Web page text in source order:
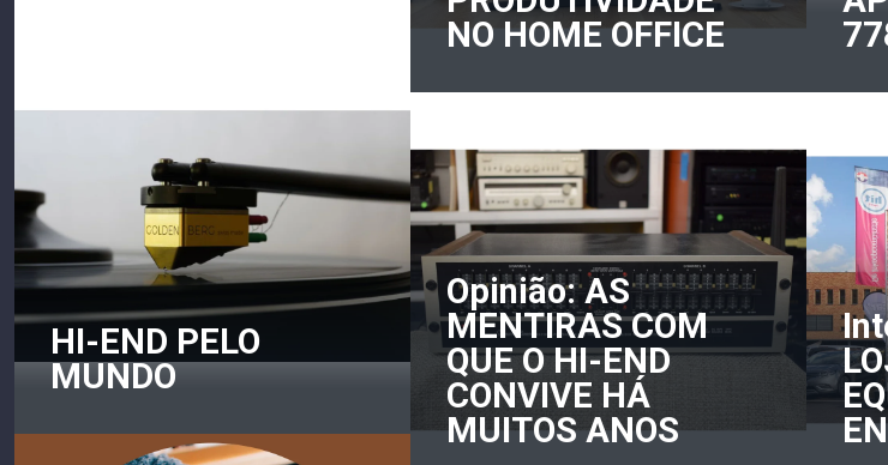
NO HOME OFFICE
HI-END PELO
MUNDO
Opinião: AS
MENTIRAS COM
QUE O HI-END
CONVIVE HÁ
MUITOS ANOS